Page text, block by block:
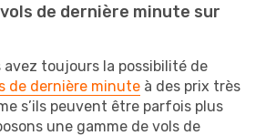
de dernière minute sur
avez toujours la possibilité de
de dernière minute à des prix très
s’ils peuvent être parfois plus
une gamme de vols de